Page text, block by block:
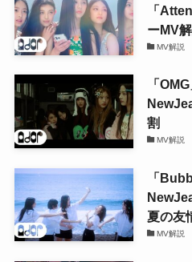
「
ーMV
MV解説
「
割
MV解説
「
夏の友
MV解説